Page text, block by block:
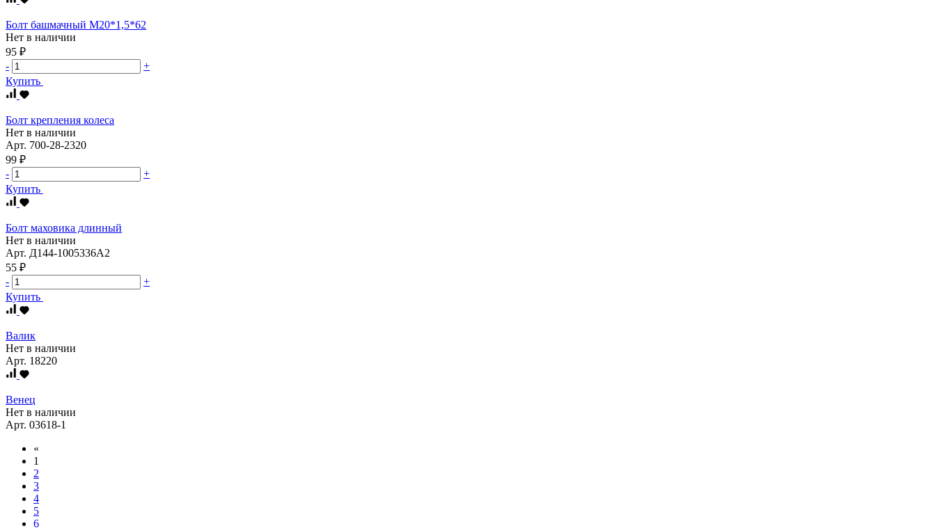
Болт башмачный М20*1,5*62
Нет в наличии
95 ₽
-
+
Купить
Болт крепления колеса
Нет в наличии
Арт. 700-28-2320
99 ₽
-
+
Купить
Болт маховика длинный
Нет в наличии
Арт. Д144-1005336А2
55 ₽
-
+
Купить
Валик
Нет в наличии
Арт. 18220
Венец
Нет в наличии
Арт. 03618-1
«
1
2
3
4
5
6